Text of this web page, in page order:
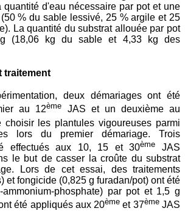
quantité d'eau nécessaire par pot et une
% du sable lessivé, 25 % argile et 25
La quantité du substrat allouée par pot
(18,06 kg du sable et 4,33 kg des
traitement
deux démariages ont été
au 12ème JAS et un deuxième au
choisir les plantules vigoureuses parmi
lors du premier démariage. Trois
effectués aux 10, 15 et 30ème JAS
le but de casser la croûte du substrat
Lors de cet essai, des traitements
et fongicide (0,825 g furadan/pot) ont été
phosphate) par pot et 1,5 g
été appliqués aux 20ème et 37èmeJAS